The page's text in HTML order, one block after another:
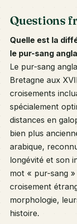
Questions
Quelle est la
le pur-sang
Le pur-sang
Bretagne aux
croisements
spécialement
distances en
bien plus
arabique,
longévité et son
mot « pur-sang »
croisement
morphologie,
histoire.